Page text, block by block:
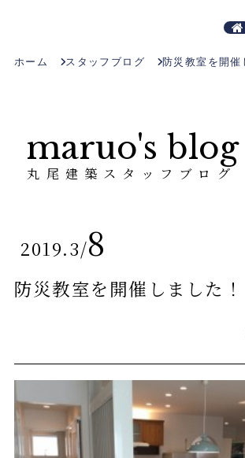
ホーム スタッフブログ 防災教室を開催
maruo's blog
丸尾建築スタッフブログ
2019.3/8
防災教室を開催しました！